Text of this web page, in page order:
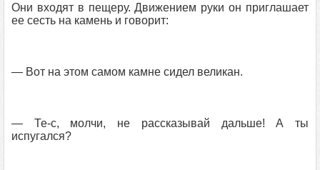
Они входят в пещеру. Движением руки он приглашает
ее сесть на камень и говорит:
— Вот на этом самом камне сидел великан.
— Те-с, молчи, не рассказывай дальше! А ты
испугался?